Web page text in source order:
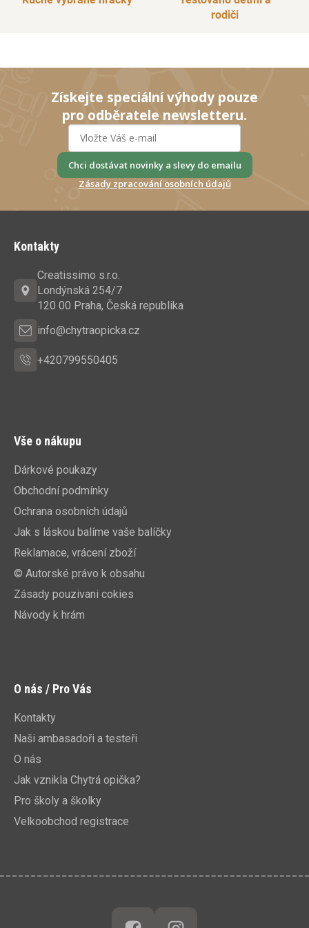
rodiči
Získejte speciální výhody pouze
pro odběratele newsletteru.
Chci dostávat novinky a slevy do emailu
Zásady zpracování osobních údajů
Kontakty
Creatissimo s.r.o.
Londýnská 254/7
120 00 Praha, Česká republika
info@chytraopicka.cz
+420799550405
Vše o nákupu
Dárkové poukazy
Obchodní podmínky
Ochrana osobních údajů
Jak s láskou balíme vaše balíčky
Reklamace, vrácení zboží
© Autorské právo k obsahu
Zásady pouzivani cokies
Návody k hrám
O nás / Pro Vás
Kontakty
Naši ambasadoři a testeři
O nás
Jak vznikla Chytrá opička?
Pro školy a školky
Velkoobchod registrace